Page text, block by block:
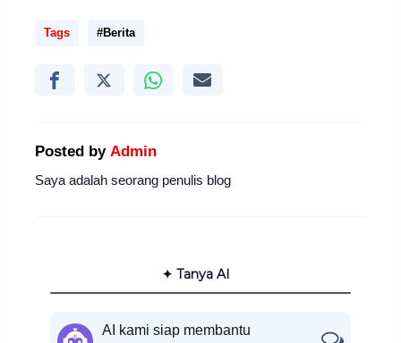
Tags #Berita
Posted by Admin
Saya adalah seorang penulis blog
✦ Tanya AI
AI kami siap membantu